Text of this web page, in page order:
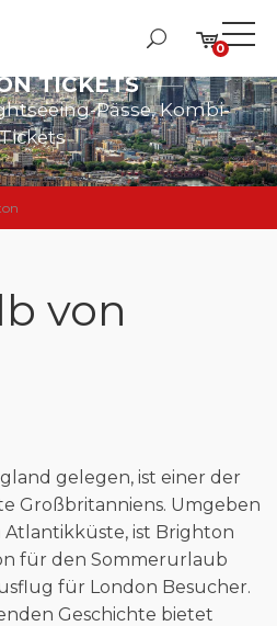
0
TICKETS
Pässe, Kombi-
von
gelegen, ist einer der
Großbritanniens. Umgeben
ist Brighton
für den Sommerurlaub
für London Besucher.
Geschichte bietet